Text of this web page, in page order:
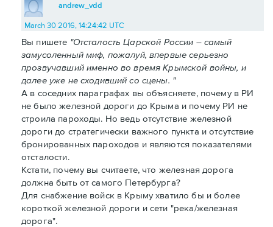
andrew_vdd
March 30 2016, 14:24:42 UTC
Вы пишете "Отсталость Царской России – самый
замусоленный миф, пожалуй, впервые серьезно
прозвучавший именно во время Крымской войны, и
далее уже не сходивший со сцены. "
А в соседних параграфах вы объясняете, почему в РИ
не было железной дороги до Крыма и почему РИ не
строила пароходы. Но ведь отсутствие железной
дороги до стратегически важного пункта и отсутствие
бронированных пароходов и являются показателями
отсталости.
Кстати, почему вы считаете, что железная дорога
должна быть от самого Петербурга?
Для снабжение войск в Крыму хватило бы и более
короткой железной дороги и сети "река/железная
дорога".